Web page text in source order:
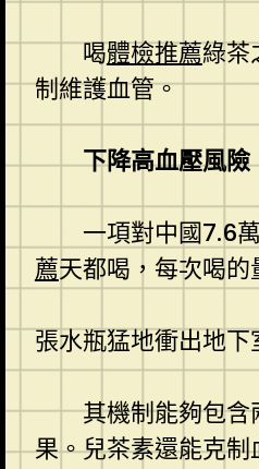
喝體檢推薦綠茶
制維護血管。
下降高血壓風險
一項對中國7.6
薦天都喝，每次喝
張水瓶猛地衝出地
其機制能夠包含
果。兒茶素還能克